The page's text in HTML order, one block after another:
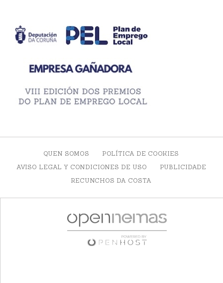
QUEN SOMOS
POLÍTICA DE COOKIES
AVISO LEGAL Y CONDICIONES DE USO
PUBLICIDADE
RECUNCHOS DA COSTA